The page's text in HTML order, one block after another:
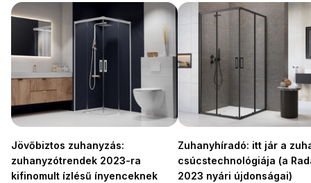
Jövőbiztos zuhanyzás:
zuhanyzótrendek 2023-ra
kifinomult ízlésű ínyenceknek
Zuhanyhíradó: itt jár a
csúcstechnológiája (a
2023 nyári újdonságai)